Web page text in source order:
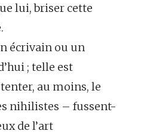
lui, briser cette
écrivain ou un
; telle est
au moins, le
nihilistes – fussent-
de l’art